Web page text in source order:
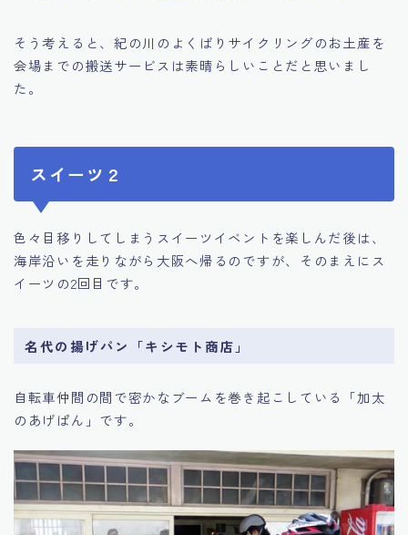
そう考えると、紀の川のよくばりサイクリングのお土産を
会場までの搬送サービスは素晴らしいことだと思いまし
た。
スイーツ２
色々目移りしてしまうスイーツイベントを楽しんだ後は、
海岸沿いを走りながら大阪へ帰るのですが、そのまえにス
イーツの2回目です。
名代の揚げパン「キシモト商店」
自転車仲間の間で密かなブームを巻き起こしている「加太
のあげぱん」です。